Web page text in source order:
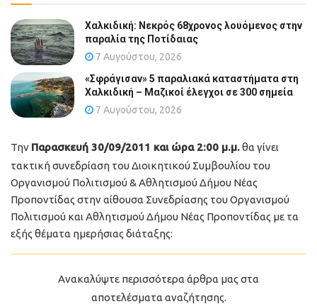
Χαλκιδική: Νεκρός 68χρονος λουόμενος στην
παραλία της Ποτίδαιας
7 Αυγούστου, 2026
«Σφράγισαν» 5 παραλιακά καταστήματα στη
Χαλκιδική – Μαζικοί έλεγχοι σε 300 σημεία
7 Αυγούστου, 2026
Την Παρασκευή 30/09/2011 και ώρα 2:00 μ.μ.θα γίνει
τακτική συνεδρίαση του Διοικητικού Συμβουλίου του
Οργανισμού Πολιτισμού & Αθλητισμού Δήμου Νέας
Προποντίδας στην αίθουσα Συνεδρίασης του Οργανισμού
Πολιτισμού και Αθλητισμού Δήμου Νέας Προποντίδας με τα
εξής θέματα ημερήσιας διάταξης:
Ανακαλύψτε περισσότερα άρθρα μας στα
αποτελέσματα αναζήτησης.